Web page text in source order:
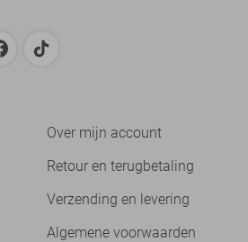
Over mijn account
Retour en terugbetaling
Verzending en levering
Algemene voorwaarden